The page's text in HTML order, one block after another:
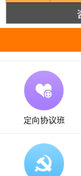
定向协议班